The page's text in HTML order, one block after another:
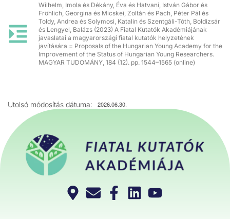
Wilhelm, Imola és Dékány, Éva és Hatvani, István Gábor és
Fröhlich, Georgina és Micskei, Zoltán és Pach, Péter Pál és
Toldy, Andrea és Solymosi, Katalin és Szentgáli-Tóth, Boldizsár
és Lengyel, Balázs (2023) A Fiatal Kutatók Akadémiájának
javaslatai a magyarországi fiatal kutatók helyzetének
javítására = Proposals of the Hungarian Young Academy for the
Improvement of the Status of Hungarian Young Researchers.
MAGYAR TUDOMÁNY, 184 (12). pp. 1544–1565 (online)
Utolsó módosítás dátuma: 2026.06.30.